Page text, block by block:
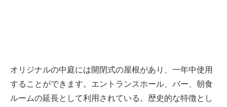
オリジナルの中庭には開閉式の屋根があり、一年中使用
することができます。エントランスホール、バー、朝食
ルームの延長として利用されている。歴史的な特徴とし